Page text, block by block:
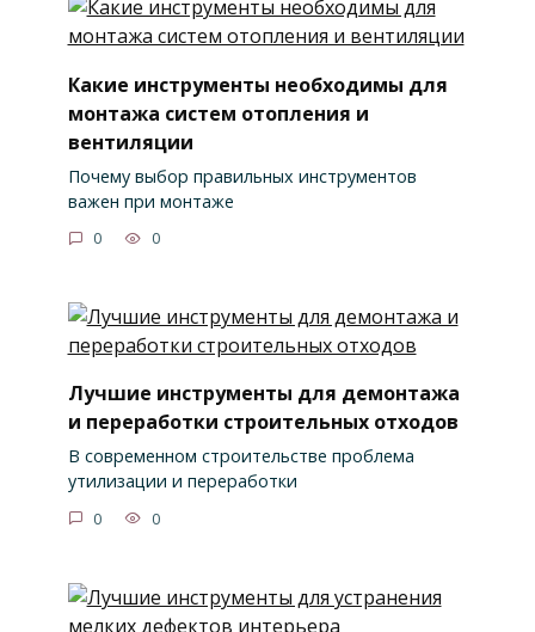
Какие инструменты необходимы для
монтажа систем отопления и
вентиляции
Почему выбор правильных инструментов
важен при монтаже
0 0
Лучшие инструменты для демонтажа
и переработки строительных отходов
В современном строительстве проблема
утилизации и переработки
0 0